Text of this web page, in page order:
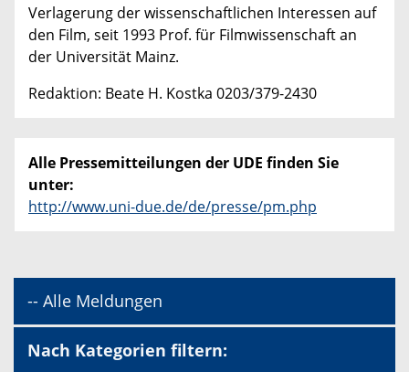
Verlagerung der wissenschaftlichen Interessen auf
den Film, seit 1993 Prof. für Filmwissenschaft an
der Universität Mainz.
Redaktion: Beate H. Kostka 0203/379-2430
Alle Pressemitteilungen der UDE finden Sie
unter:
http://www.uni-due.de/de/presse/pm.php
-- Alle Meldungen
Nach Kategorien filtern: